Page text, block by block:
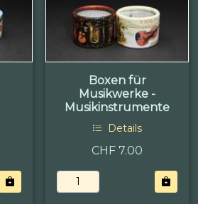
Boxen für
Musikwerke -
Musikinstrumente
Details
CHF 7.00